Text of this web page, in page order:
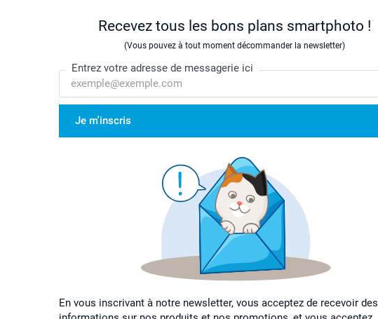
Recevez tous les bons plans smartphoto !
(Vous pouvez à tout moment décommander la newsletter)
Entrez votre adresse de messagerie ici
Je m'inscris
En vous inscrivant à notre newsletter, vous acceptez de recevoir des